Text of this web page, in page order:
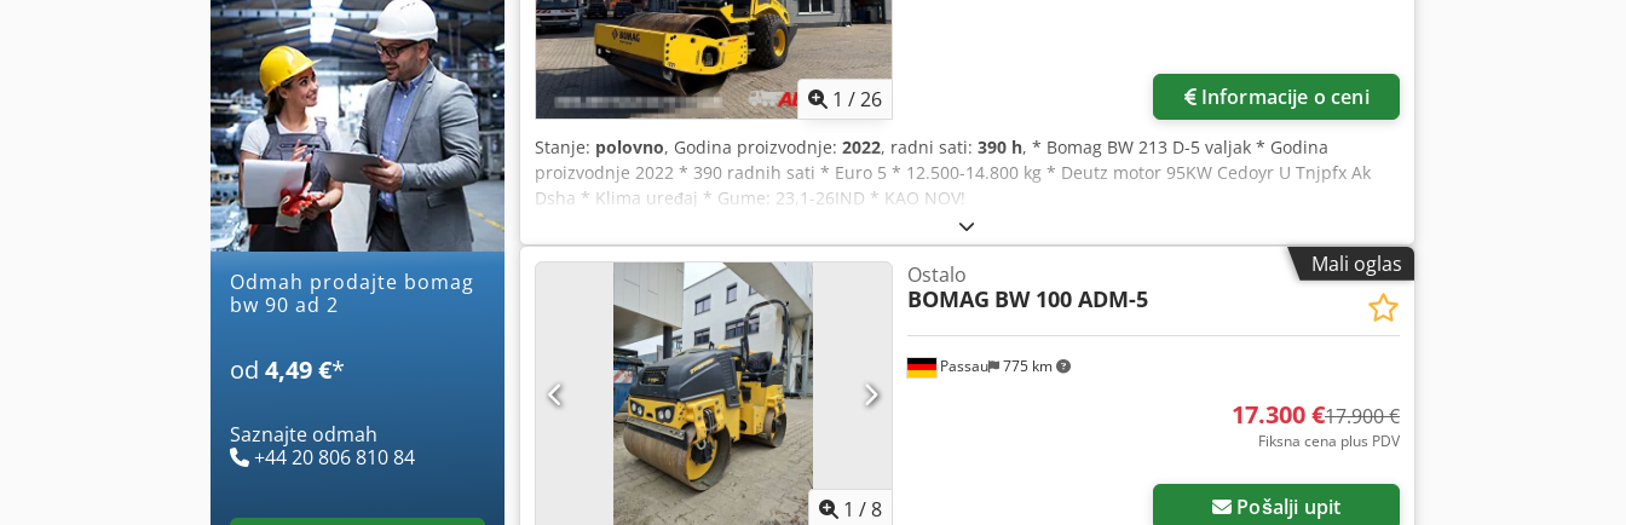
Odmah prodajte bomag
bw 90 ad 2
od 4,49 €*
Saznajte odmah
+44 20 806 810 84
1 /26 Informacije o ceni
Stanje: polovno, Godina proizvodnje: 2022, radni sati: 390 h, * Bomag BW 213 D-5 valjak * Godina
proizvodnje 2022 * 390 radnih sati * Euro 5 * 12.500-14.800 kg * Deutz motor 95KW Cedoyr U Tnjpfx Ak
Dsha * Klima uređaj * Gume: 23,1-26IND * KAO NOV!
Mali oglas
1 /8
Passau 775 km
Ostalo
BOMAG BW 100 ADM-5
17.300 €17.900 €
Fiksna cena plus PDV
Pošalji upit